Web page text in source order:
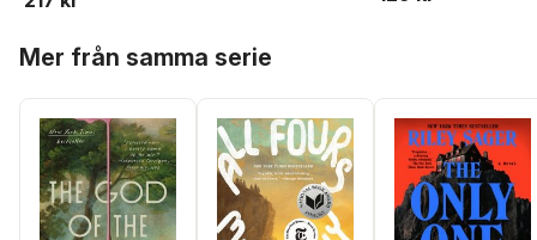
Mer från samma serie